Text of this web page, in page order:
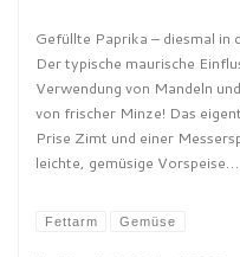
Gefüllte Paprika – diesmal in
Der typische maurische
Verwendung von Mandeln
von frischer Minze! Das
Prise Zimt und einer
leichte, gemüsige Vorspeise…
Fettarm Gemüse